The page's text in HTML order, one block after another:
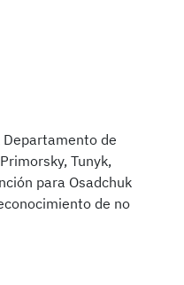
de
Tunyk,
para Osadchuk
de no